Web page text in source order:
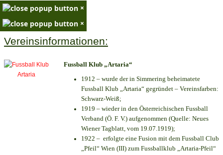
×
×
Vereinsinformationen:
Fussball Klub „Artaria“
1912 – wurde der in Simmering beheimatete
Fussball Klub „Artaria“ gegründet – Vereinsfarben:
Schwarz-Weiß;
1919 – wieder in den Österreichischen Fussball
Verband (Ö. F. V.) aufgenommen (Quelle: Neues
Wiener Tagblatt, vom 19.07.1919);
1922 – erfolgte eine Fusion mit dem Fussball Club
„Pfeil“ Wien (III) zum Fussballklub „Artaria-Pfeil“